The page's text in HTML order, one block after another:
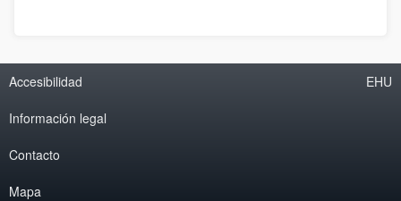
Accesibilidad
Información legal
Contacto
Mapa
EHU